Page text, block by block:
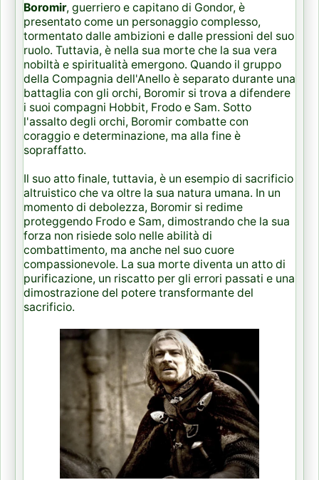
Boromir, guerriero e capitano di Gondor, è
presentato come un personaggio complesso,
tormentato dalle ambizioni e dalle pressioni del suo
ruolo. Tuttavia, è nella sua morte che la sua vera
nobiltà e spiritualità emergono. Quando il gruppo
della Compagnia dell'Anello è separato durante una
battaglia con gli orchi, Boromir si trova a difendere
i suoi compagni Hobbit, Frodo e Sam. Sotto
l'assalto degli orchi, Boromir combatte con
coraggio e determinazione, ma alla fine è
sopraffatto.
Il suo atto finale, tuttavia, è un esempio di sacrificio
altruistico che va oltre la sua natura umana. In un
momento di debolezza, Boromir si redime
proteggendo Frodo e Sam, dimostrando che la sua
forza non risiede solo nelle abilità di
combattimento, ma anche nel suo cuore
compassionevole. La sua morte diventa un atto di
purificazione, un riscatto per gli errori passati e una
dimostrazione del potere transformante del
sacrificio.